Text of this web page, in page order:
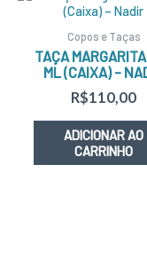
Copos e Taças
TAÇA
ML (CAIXA) –
R$110,00
ADICIONAR AO
CARRINHO